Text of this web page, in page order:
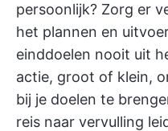
persoonlijk? Zorg er
het plannen en
einddoelen nooit uit
actie, groot of klein,
bij je doelen te
reis naar vervulling